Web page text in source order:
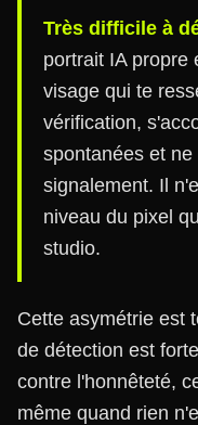
Très difficile à
portrait IA propre
visage qui te
vérification,
spontanées et
signalement. Il
niveau du pixel
studio.
Cette asymétrie est
de détection est
contre l'honnêteté,
même quand rien